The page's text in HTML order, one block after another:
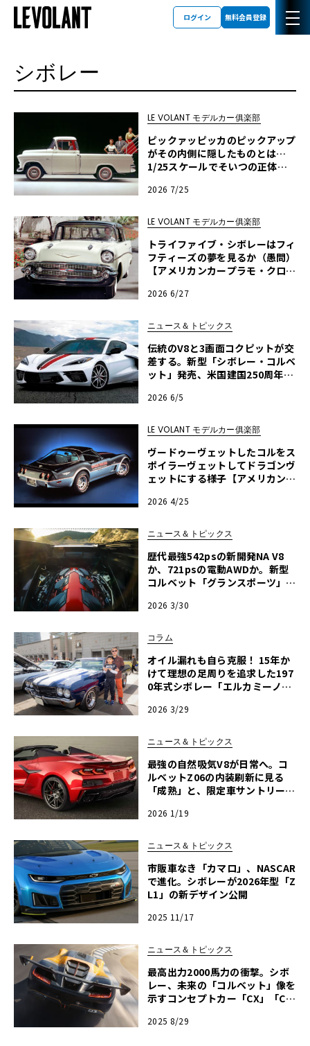
ログイン 無料会員登録
シボレー
LE VOLANT モデルカー俱楽部
ピックァッピッカのピックアップ
がその内側に隠したものとは…
1/25スケールでそいつの正体を
モ・クロニクル】第64回
2026 7/25
LE VOLANT モデルカー俱楽部
トライファイブ・シボレーはフィ
フティーズの夢を見るか（愚問）
【アメリカンカープラモ・クロニ
2026 6/27
ニュース＆トピックス
伝統のV8と3画面コクピットが交
差する。新型「シボレー・コルベ
ット」発売、米国建国250周年記
2026 6/5
LE VOLANT モデルカー俱楽部
ヴードゥーヴェットしたコルをス
ポイラーヴェットしてドラゴンヴ
ェットにする様子【アメリカンカ
2026 4/25
ニュース＆トピックス
歴代最強542psの新開発NA V8
か、721psの電動AWDか。新型
コルベット「グランスポーツ」が
2026 3/30
コラム
オイル漏れも自ら克服！ 15年か
けて理想の足周りを追求した197
0年式シボレー「エルカミーノ」
2026 3/29
ニュース＆トピックス
最強の自然吸気V8が日常へ。コ
ルベットZ06の内装刷新に見る
「成熟」と、限定車サントリーニ
2026 1/19
ニュース＆トピックス
市販車なき「カマロ」、NASCAR
で進化。シボレーが2026年型「Z
L1」の新デザイン公開
2025 11/17
ニュース＆トピックス
最高出力2000馬力の衝撃。シボ
レー、未来の「コルベット」像を
示すコンセプトカー「CX」「CX.
2025 8/29